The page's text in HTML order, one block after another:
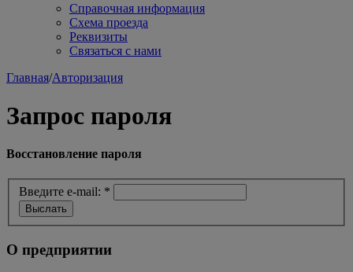
Справочная информация
Схема проезда
Реквизиты
Связаться с нами
Главная/Авторизация
Запрос пароля
Восстановление пароля
Введите e-mail: *
О предприятии